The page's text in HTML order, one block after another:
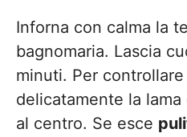
Inforna con calma la
bagnomaria. Lascia
minuti. Per
delicatamente la
al centro. Se esce